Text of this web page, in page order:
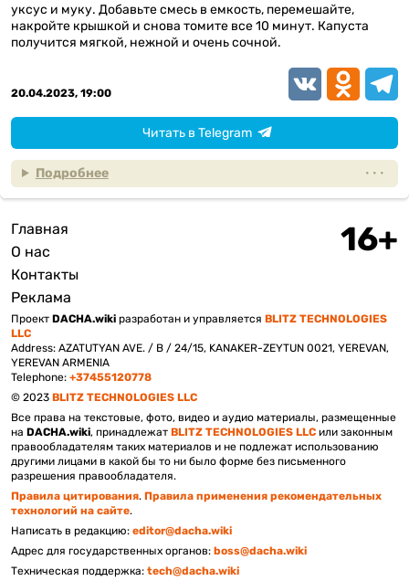
уксус и муку. Добавьте смесь в емкость, перемешайте,
накройте крышкой и снова томите все 10 минут. Капуста
получится мягкой, нежной и очень сочной.
20.04.2023, 19:00
VK
Читать в Telegram
Подробнее
Подвал
Главная
О нас
Контакты
Реклама
Проект DACHA.wiki разработан и управляется BLITZ TECHNOLOGIES
LLC
Address: AZATUTYAN AVE. / B / 24/15, KANAKER-ZEYTUN 0021, YEREVAN,
YEREVAN ARMENIA
Telephone: +37455120778
© 2023 BLITZ TECHNOLOGIES LLC
Все права на текстовые, фото, видео и аудио материалы, размещенные
на DACHA.wiki, принадлежат BLITZ TECHNOLOGIES LLC или законным
правообладателям таких материалов и не подлежат использованию
другими лицами в какой бы то ни было форме без письменного
разрешения правообладателя.
Правила цитирования. Правила применения рекомендательных
технологий на сайте.
Написать в редакцию: editor@dacha.wiki
Адрес для государственных органов: boss@dacha.wiki
Техническая поддержка: tech@dacha.wiki